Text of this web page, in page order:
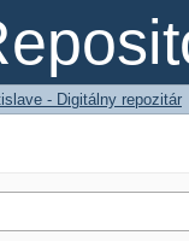
- Digitálny repozitár